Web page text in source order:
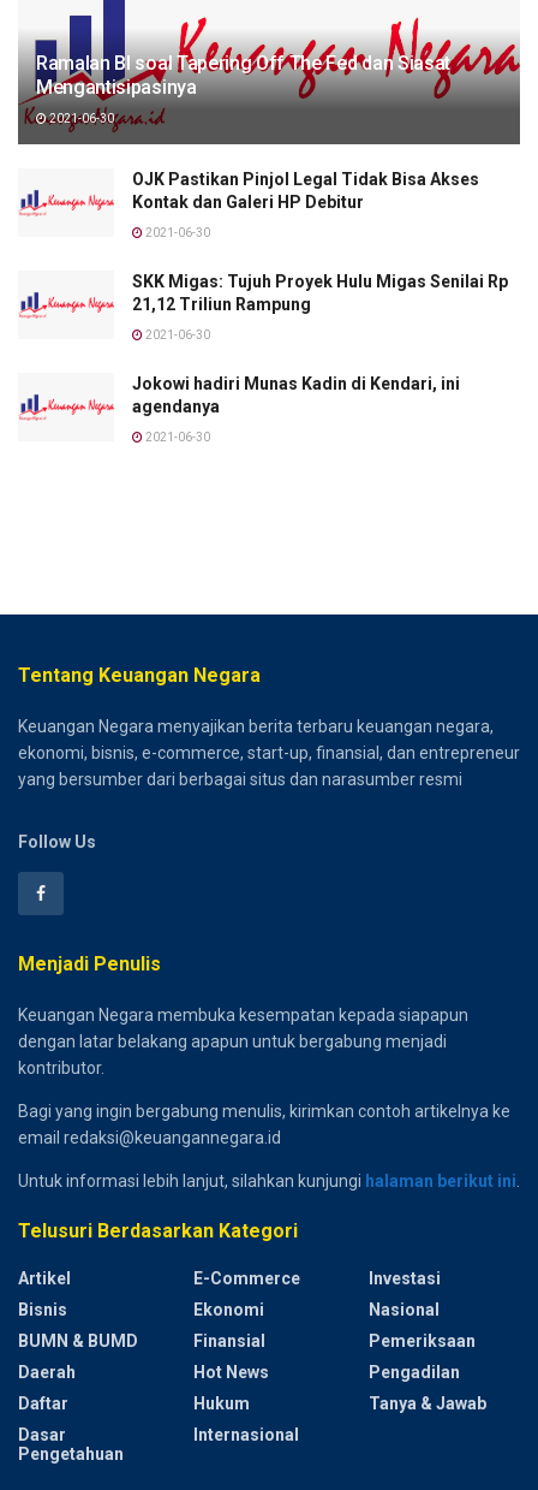
Ramalan BI soal Tapering Off The Fed dan Siasat
Mengantisipasinya
2021-06-30
OJK Pastikan Pinjol Legal Tidak Bisa Akses
Kontak dan Galeri HP Debitur
2021-06-30
SKK Migas: Tujuh Proyek Hulu Migas Senilai Rp
21,12 Triliun Rampung
2021-06-30
Jokowi hadiri Munas Kadin di Kendari, ini
agendanya
2021-06-30
Tentang Keuangan Negara
Keuangan Negara menyajikan berita terbaru keuangan negara,
ekonomi, bisnis, e-commerce, start-up, finansial, dan entrepreneur
yang bersumber dari berbagai situs dan narasumber resmi
Follow Us
Menjadi Penulis
Keuangan Negara membuka kesempatan kepada siapapun
dengan latar belakang apapun untuk bergabung menjadi
kontributor.
Bagi yang ingin bergabung menulis, kirimkan contoh artikelnya ke
email redaksi@keuangannegara.id
Untuk informasi lebih lanjut, silahkan kunjungi halaman berikut ini
Telusuri Berdasarkan Kategori
Artikel
Bisnis
BUMN & BUMD
Daerah
Daftar
Dasar
Pengetahuan
E-Commerce
Ekonomi
Finansial
Hot News
Hukum
Internasional
Investasi
Nasional
Pemeriksaan
Pengadilan
Tanya & Jawab